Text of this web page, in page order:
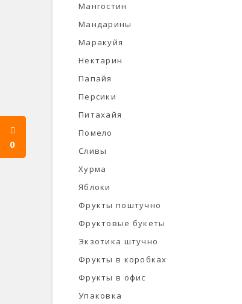
0
Мангостин
Мандарины
Маракуйя
Нектарин
Папайя
Персики
Питахайя
Помело
Сливы
Хурма
Яблоки
Фрукты поштучно
Фруктовые букеты
Экзотика штучно
Фрукты в коробках
Фрукты в офис
Упаковка